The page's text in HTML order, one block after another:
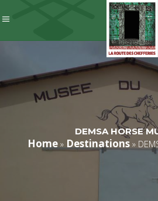
DEMSA HORSE
Home » Destinations »